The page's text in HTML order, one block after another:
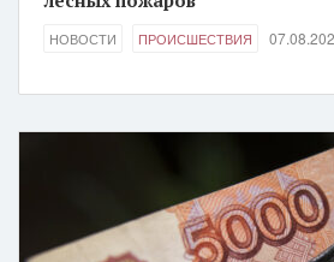
НОВОСТИ ПРОИСШЕСТВИЯ